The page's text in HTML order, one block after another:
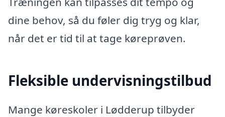
dine behov, så du føler dig tryg og klar,
når det er tid til at tage køreprøven.
Fleksible undervisningstilbud
Mange køreskoler i Lødderup tilbyder